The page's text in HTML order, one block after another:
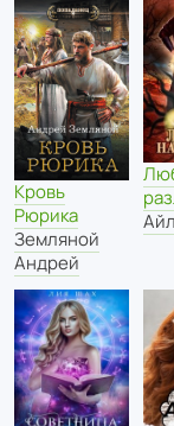
Кровь
Рюрика
Земляной
Андрей